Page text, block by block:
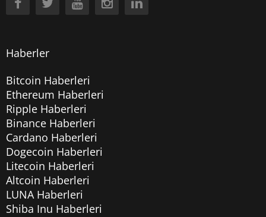
Haberler
Bitcoin Haberleri
Ethereum Haberleri
Ripple Haberleri
Binance Haberleri
Cardano Haberleri
Dogecoin Haberleri
Litecoin Haberleri
Altcoin Haberleri
LUNA Haberleri
Shiba Inu Haberleri